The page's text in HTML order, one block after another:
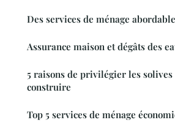
Des services de ménage
Assurance maison et dégâts des
5 raisons de privilégier les
construire
Top 5 services de ménage